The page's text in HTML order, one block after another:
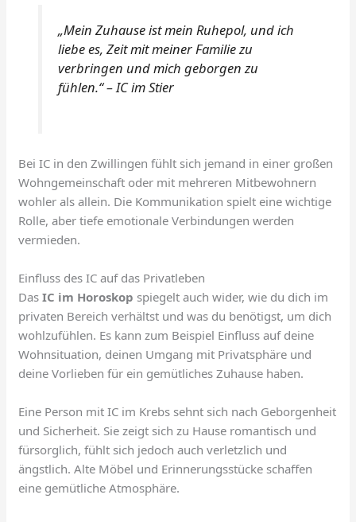
„Mein Zuhause ist mein Ruhepol, und ich
liebe es, Zeit mit meiner Familie zu
verbringen und mich geborgen zu
fühlen.“ – IC im Stier
Bei IC in den Zwillingen fühlt sich jemand in einer großen
Wohngemeinschaft oder mit mehreren Mitbewohnern
wohler als allein. Die Kommunikation spielt eine wichtige
Rolle, aber tiefe emotionale Verbindungen werden
vermieden.
Einfluss des IC auf das Privatleben
DasIC im Horoskop spiegelt auch wider, wie du dich im
privaten Bereich verhältst und was du benötigst, um dich
wohlzufühlen. Es kann zum Beispiel Einfluss auf deine
Wohnsituation, deinen Umgang mit Privatsphäre und
deine Vorlieben für ein gemütliches Zuhause haben.
Eine Person mit IC im Krebs sehnt sich nach Geborgenheit
und Sicherheit. Sie zeigt sich zu Hause romantisch und
fürsorglich, fühlt sich jedoch auch verletzlich und
ängstlich. Alte Möbel und Erinnerungsstücke schaffen
eine gemütliche Atmosphäre.